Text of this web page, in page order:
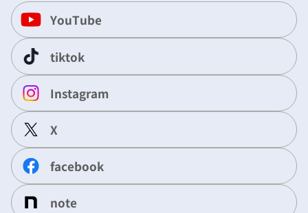
YouTube
tiktok
Instagram
X
facebook
note